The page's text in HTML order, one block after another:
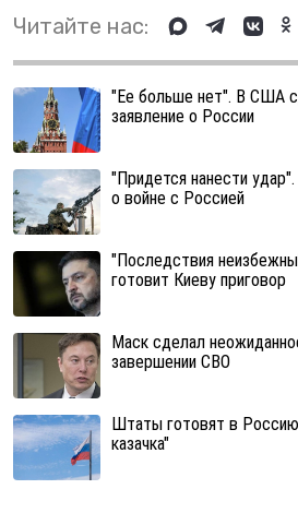
Читайте нас:
"Ее больше нет". В США
заявление о России
"Придется нанести
о войне с Россией
"Последствия
готовит Киеву приговор
Маск сделал
завершении СВО
Штаты готовят в Россию
казачка"